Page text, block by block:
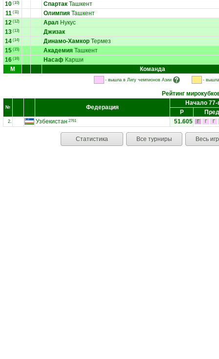
10 (10) Спартак Ташкент
11 (11) Олимпия Ташкент
12 (12) Арал Нукус
13 (13)
Джизак
14 (14) Динамо-Хамкор Термез
15 (15) Академия Ташкент
16 (16) Насаф Карши
М
Команда
- вышла в Лигу чемпионов Азии - вышла
Рейтинг
№ Федерация
Начало 77-
Р
2. Узбекистан 2761 51.605 Г Г Г
Статистика Все турниры Весь